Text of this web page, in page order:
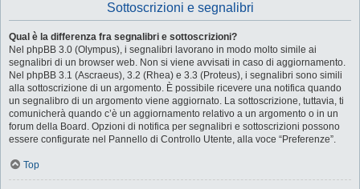
Sottoscrizioni e segnalibri
Qual è la differenza fra segnalibri e sottoscrizioni?
Nel phpBB 3.0 (Olympus), i segnalibri lavorano in modo molto simile ai
segnalibri di un browser web. Non si viene avvisati in caso di aggiornamento.
Nel phpBB 3.1 (Ascraeus), 3.2 (Rhea) e 3.3 (Proteus), i segnalibri sono simili
alla sottoscrizione di un argomento. È possibile ricevere una notifica quando
un segnalibro di un argomento viene aggiornato. La sottoscrizione, tuttavia, ti
comunicherà quando c’è un aggiornamento relativo a un argomento o in un
forum della Board. Opzioni di notifica per segnalibri e sottoscrizioni possono
essere configurate nel Pannello di Controllo Utente, alla voce “Preferenze”.
Top